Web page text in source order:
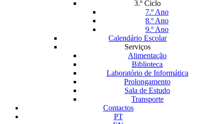
3.º Ciclo
7.º Ano
8.º Ano
9.º Ano
Calendário Escolar
Serviços
Alimentação
Biblioteca
Laboratório de Informática
Prolongamento
Sala de Estudo
Transporte
Contactos
PT